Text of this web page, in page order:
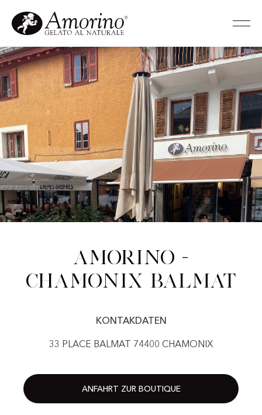
Amorino -
Chamonix Balmat
KONTAKDATEN
33 PLACE BALMAT 74400 CHAMONIX
ANFAHRT ZUR BOUTIQUE